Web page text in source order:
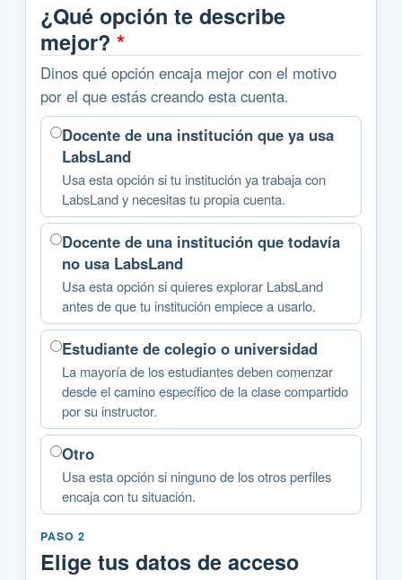
¿Qué opción te describe
mejor? *
Dinos qué opción encaja mejor con el motivo
por el que estás creando esta cuenta.
Docente de una institución que ya usa
LabsLand
Usa esta opción si tu institución ya trabaja con
LabsLand y necesitas tu propia cuenta.
Docente de una institución que todavía
no usa LabsLand
Usa esta opción si quieres explorar LabsLand
antes de que tu institución empiece a usarlo.
Estudiante de colegio o universidad
La mayoría de los estudiantes deben comenzar
desde el camino específico de la clase compartido
por su instructor.
Otro
Usa esta opción si ninguno de los otros perfiles
encaja con tu situación.
PASO 2
Elige tus datos de acceso